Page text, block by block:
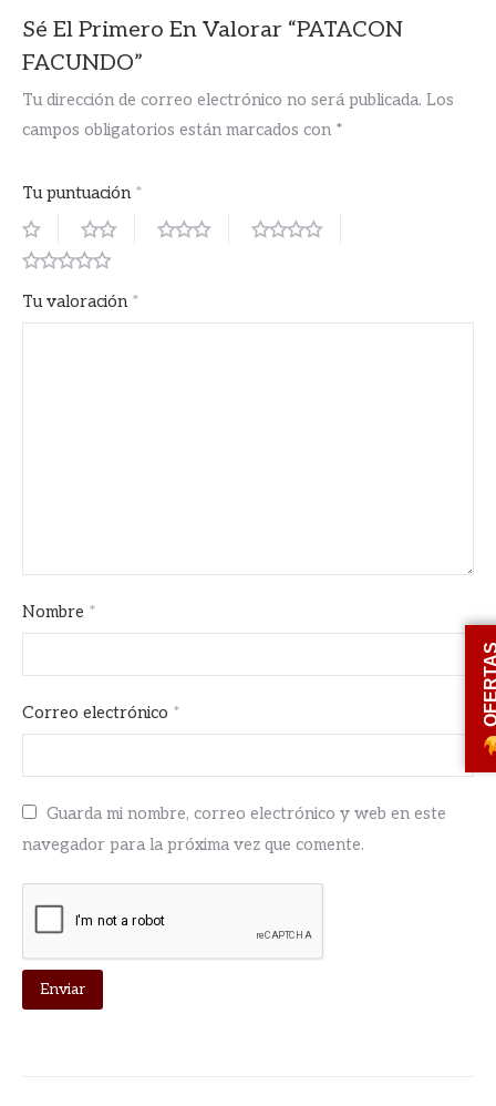
Sé El Primero En Valorar “PATACON
FACUNDO”
Tu dirección de correo electrónico no será publicada. Los
campos obligatorios están marcados con *
Tu puntuación *
Tu valoración *
Nombre *
Correo electrónico *
Guarda mi nombre, correo electrónico y web en este
navegador para la próxima vez que comente.